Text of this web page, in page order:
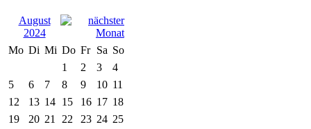
August
2024
Mo Di Mi Do Fr Sa So
1
2 3
4
5
6 7 8 9 10 11
12
13 14 15 16 17 18
19
20 21 22 23 24 25